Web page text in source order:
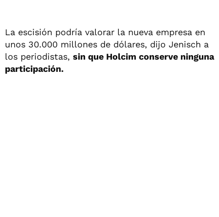
La escisión podría valorar la nueva empresa en
unos 30.000 millones de dólares, dijo Jenisch a
los periodistas, sin que Holcim conserve ninguna
participación.